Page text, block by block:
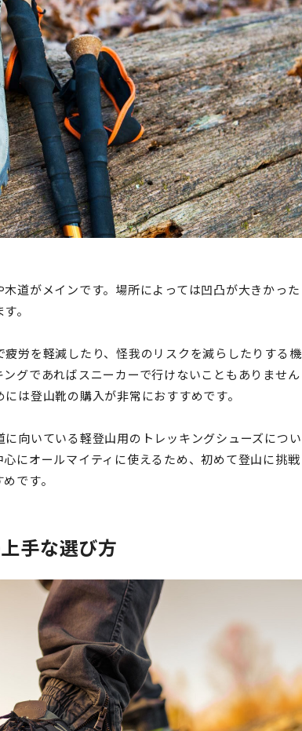
道がメインです。場所によっては凹凸が大きかった
。
労を軽減したり、怪我のリスクを減らしたりする機
グであればスニーカーで行けないこともありません
は登山靴の購入が非常におすすめです。
向いている軽登山用のトレッキングシューズについ
にオールマイティに使えるため、初めて登山に挑戦
です。
手な選び方